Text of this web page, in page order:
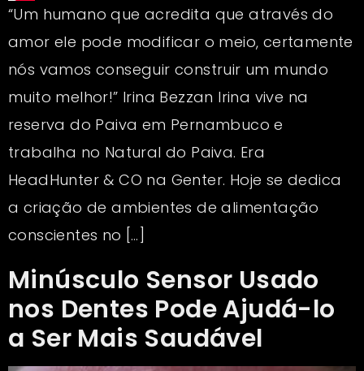
“Um humano que acredita que através do
amor ele pode modificar o meio, certamente
nós vamos conseguir construir um mundo
muito melhor!” Irina Bezzan Irina vive na
reserva do Paiva em Pernambuco e
trabalha no Natural do Paiva. Era
HeadHunter & CO na Genter. Hoje se dedica
a criação de ambientes de alimentação
conscientes no […]
Minúsculo Sensor Usado
nos Dentes Pode Ajudá-lo
a Ser Mais Saudável